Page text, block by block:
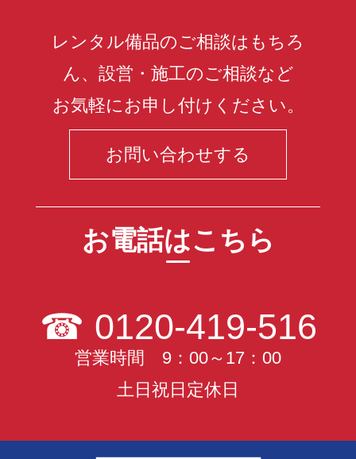
レンタル備品のご相談はもちろ
ん、設営・施工のご相談など
お気軽にお申し付けください。
お問い合わせする
お電話はこちら
☎ 0120-419-516
営業時間 9：00～17：00
土日祝日定休日